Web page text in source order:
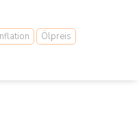
Ölpreis